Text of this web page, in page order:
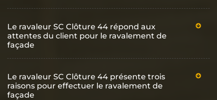
Le ravaleur SC Clôture 44 répond aux
attentes du client pour le ravalement de
façade
Le ravaleur SC Clôture 44 présente trois
raisons pour effectuer le ravalement de
façade